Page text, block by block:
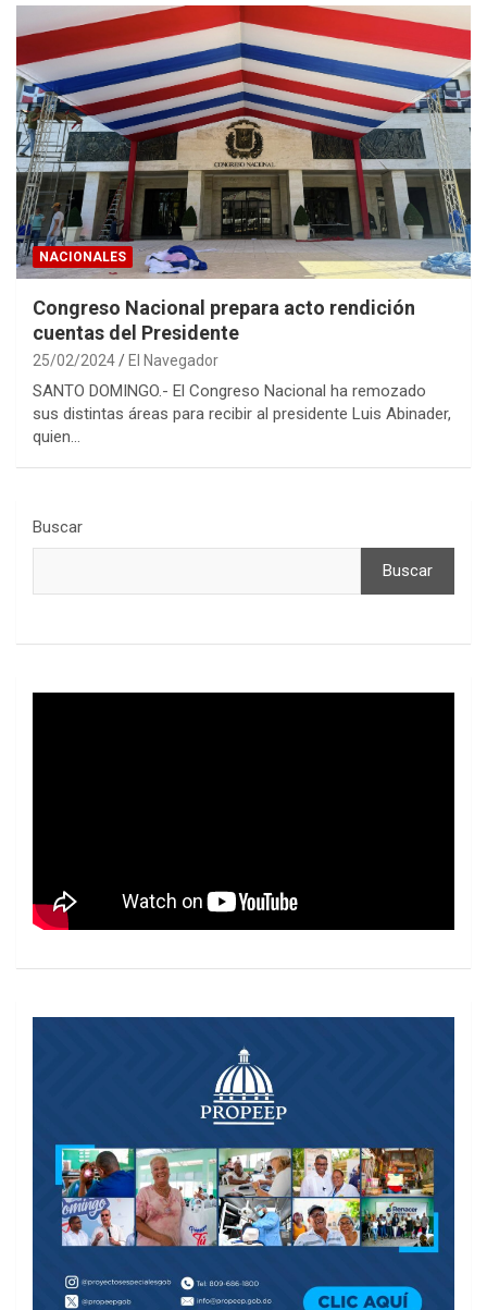
NACIONALES
Congreso Nacional prepara acto rendición
cuentas del Presidente
25/02/2024 El Navegador
SANTO DOMINGO.- El Congreso Nacional ha remozado
sus distintas áreas para recibir al presidente Luis Abinader,
quien…
Buscar
Buscar